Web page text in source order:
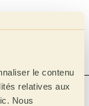
le contenu
relatives aux
NousMillilitres